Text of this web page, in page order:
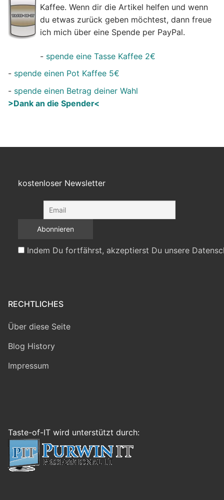
Kaffee. Wenn dir die Artikel helfen und wenn
du etwas zurück geben möchtest, dann freue
ich mich über eine Spende per PayPal.
- spende eine Tasse Kaffee 2€
- spende einen Pot Kaffee 5€
- spende einen Betrag deiner Wahl
>Dank an die Spender<
kostenloser Newsletter
Indem Du fortfährst, akzeptierst Du unsere
RECHTLICHES
Über diese Seite
Blog History
Impressum
Taste-of-IT wird unterstützt durch: